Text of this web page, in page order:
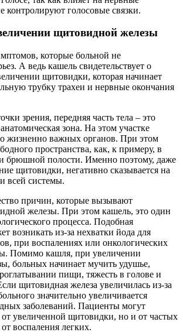
контролируют голосовые связки.
щитовидной железы
которые больной не
А ведь кашель свидетельствует о
щитовидки, которая начинает
трубку трахеи и нервные окончания
зрения, передняя часть тела – это
зона. На этом участке
жизненно важных органов. При этом
пространства, как, к примеру, в
брюшной полости. Именно поэтому, даже
щитовидки, негативно сказывается на
всей системы.
причин, которые вызывают
железы. При этом кашель, это один
процесса. Подобная
возникать из-за нехватки йода для
при воспалениях или онкологических
Помимо кашля, при увеличении
больных начинает мучить удушье,
пищи, тяжесть в голове и
щитовидная железа увеличилась из-за
значительно увеличивается
заболеваний. Пациенты могут
от увеличенной щитовидки, но и от частых
воспаления легких.